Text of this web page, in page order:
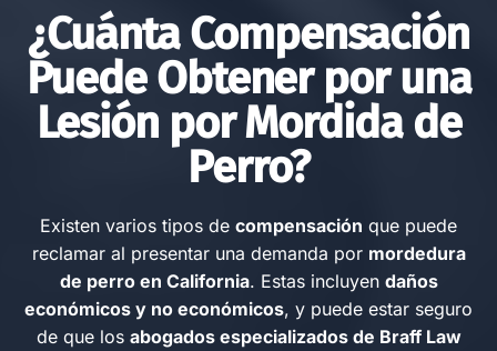
¿Cuánta Compensación
Puede Obtener por una
Lesión por Mordida de
Perro?
Existen varios tipos de compensación que puede
reclamar al presentar una demanda por mordedura
de perro en California. Estas incluyen daños
económicos y no económicos, y puede estar seguro
de que los abogados especializados de Braff Law
+1
405-
8067
Disponibles
24/7
en Canoga Park
Cathedr
al City